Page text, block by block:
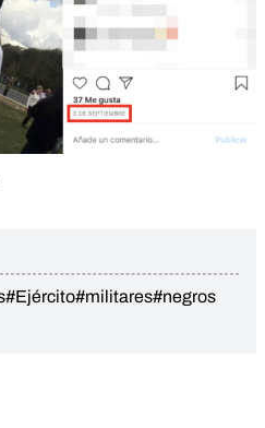
#Ejército#militares#negros